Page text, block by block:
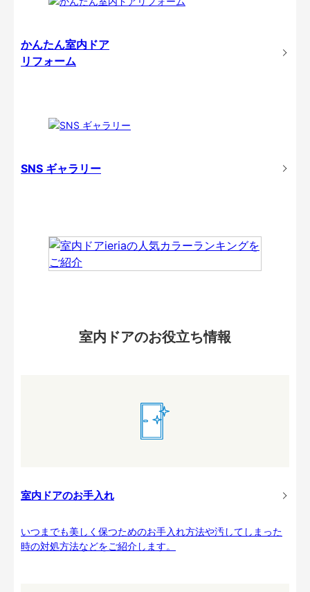
かんたん室内ドア
リフォーム
SNS ギャラリー
室内ドアのお役立ち情報
室内ドアのお手入れ
いつまでも美しく保つためのお手入れ方法や汚してしまった
時の対処方法などをご紹介します。